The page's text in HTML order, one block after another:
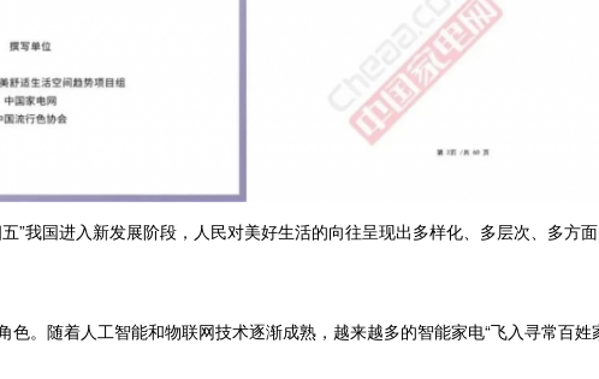
国进入新发展阶段，人民对美好生活的向往呈现出多样化、多层次、多方
随着人工智能和物联网技术逐渐成熟，越来越多的智能家电“飞入寻常百姓